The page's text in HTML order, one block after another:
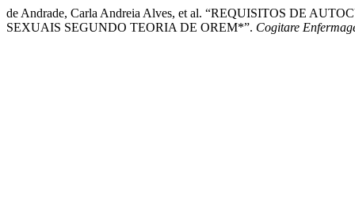
de Andrade, Carla Andreia Alves, et al. “REQUISITOS DE
SEXUAIS SEGUNDO TEORIA DE OREM*”. Cogitare